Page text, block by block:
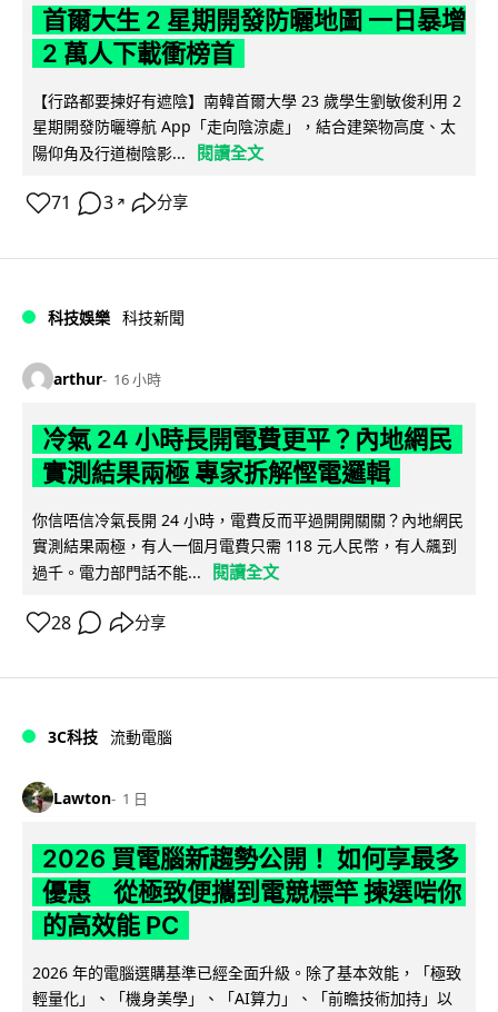
首爾大生 2 星期開發防曬地圖 一日暴增
2 萬人下載衝榜首
【行路都要揀好有遮陰】南韓首爾大學 23 歲學生劉敏俊利用 2
星期開發防曬導航 App「走向陰涼處」，結合建築物高度、太
陽仰角及行道樹陰影...
閱讀全文
71 3 ↗ 分享
科技娛樂 科技新聞
arthur 16 小時
冷氣 24 小時長開電費更平？內地網民
實測結果兩極 專家拆解慳電邏輯
你信唔信冷氣長開 24 小時，電費反而平過開開關關？內地網民
實測結果兩極，有人一個月電費只需 118 元人民幣，有人飆到
過千。電力部門話不能...
閱讀全文
28 分享
3C科技 流動電腦
Lawton 1 日
2026 買電腦新趨勢公開！ 如何享最多
優惠 從極致便攜到電競標竿 揀選啱你
的高效能 PC
2026 年的電腦選購基準已經全面升級。除了基本效能，「極致
輕量化」、「機身美學」、「AI算力」、「前瞻技術加持」以